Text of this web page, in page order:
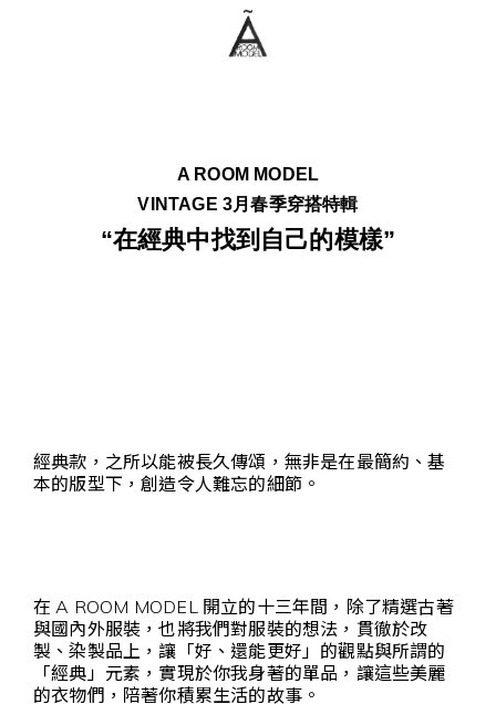
A ROOM MODEL
VINTAGE 3月春季穿搭特輯
“在經典中找到自己的模樣”
經典款，之所以能被長久傳頌，無非是在最簡約、基
本的版型下，創造令人難忘的細節。
在 A ROOM MODEL 開立的十三年間，除了精選古著
與國內外服裝，也將我們對服裝的想法，貫徹於改
製、染製品上，讓「好、還能更好」的觀點與所謂的
「經典」元素，實現於你我身著的單品，讓這些美麗
的衣物們，陪著你積累生活的故事。